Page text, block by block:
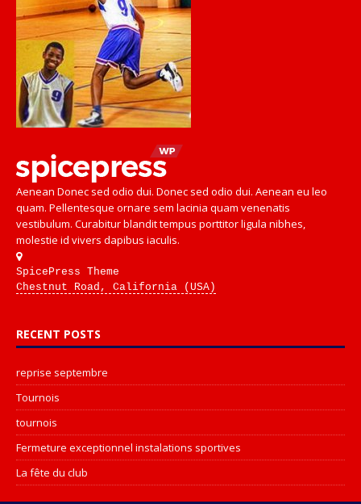
Aenean Donec sed odio dui. Donec sed odio dui. Aenean eu leo
quam. Pellentesque ornare sem lacinia quam venenatis
vestibulum. Curabitur blandit tempus porttitor ligula nibhes,
molestie id vivers dapibus iaculis.
SpicePress Theme
Chestnut Road, California (USA)
RECENT POSTS
reprise septembre
Tournois
tournois
Fermeture exceptionnel instalations sportives
La fête du club